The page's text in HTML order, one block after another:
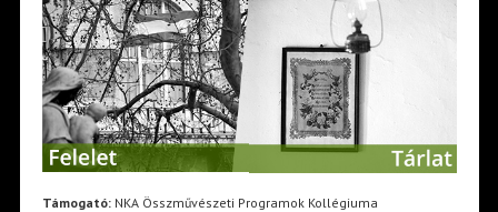
Támogató:NKA Összművészeti Programok Kollégiuma